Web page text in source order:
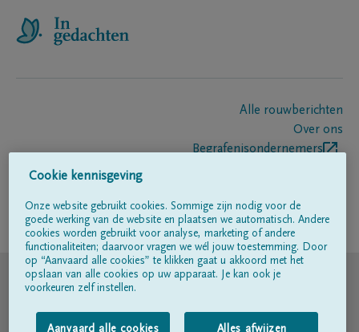
Alle rouwberichten
Over ons
Begrafenisondernemers
Volg ons op
© DELA
Gebruiksvoorwaarden
Cookie kennisgeving
Onze website gebruikt cookies. Sommige zijn nodig voor de
goede werking van de website en plaatsen we automatisch. Andere
cookies worden gebruikt voor analyse, marketing of andere
functionaliteiten; daarvoor vragen we wél jouw toestemming. Door
op “Aanvaard alle cookies” te klikken gaat u akkoord met het
opslaan van alle cookies op uw apparaat. Je kan ook je
voorkeuren zelf instellen.
Aanvaard alle cookies Alles afwijzen